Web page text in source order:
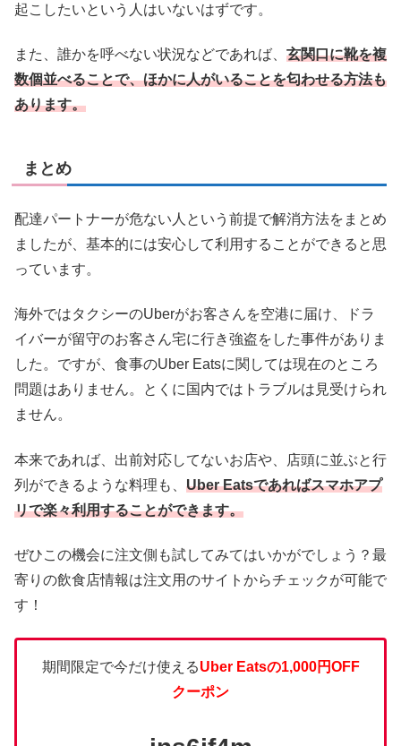
起こしたいという人はいないはずです。
また、誰かを呼べない状況などであれば、 玄関口に靴を複
数個並べることで、ほかに人がいることを匂わせる方法も
あります。
まとめ
配達パートナーが危ない人という前提で解消方法をまとめ
ましたが、基本的には安心して利用することができると思
っています。
海外ではタクシーのUberがお客さんを空港に届け、ドラ
イバーが留守のお客さん宅に行き強盗をした事件がありま
した。ですが、食事のUber Eatsに関しては現在のところ
問題はありません。とくに国内ではトラブルは見受けられ
ません。
本来であれば、出前対応してないお店や、店頭に並ぶと行
列ができるような料理も、 Uber Eatsであればスマホアプ
リで楽々利用することができます。
ぜひこの機会に注文側も試してみてはいかがでしょう？最
寄りの飲食店情報は注文用のサイトからチェックが可能で
す！
期間限定で今だけ使えるUber Eatsの1,000円OFF
クーポン